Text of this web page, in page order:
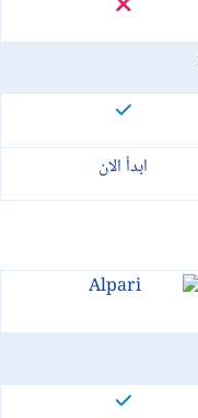
ابدأ الان